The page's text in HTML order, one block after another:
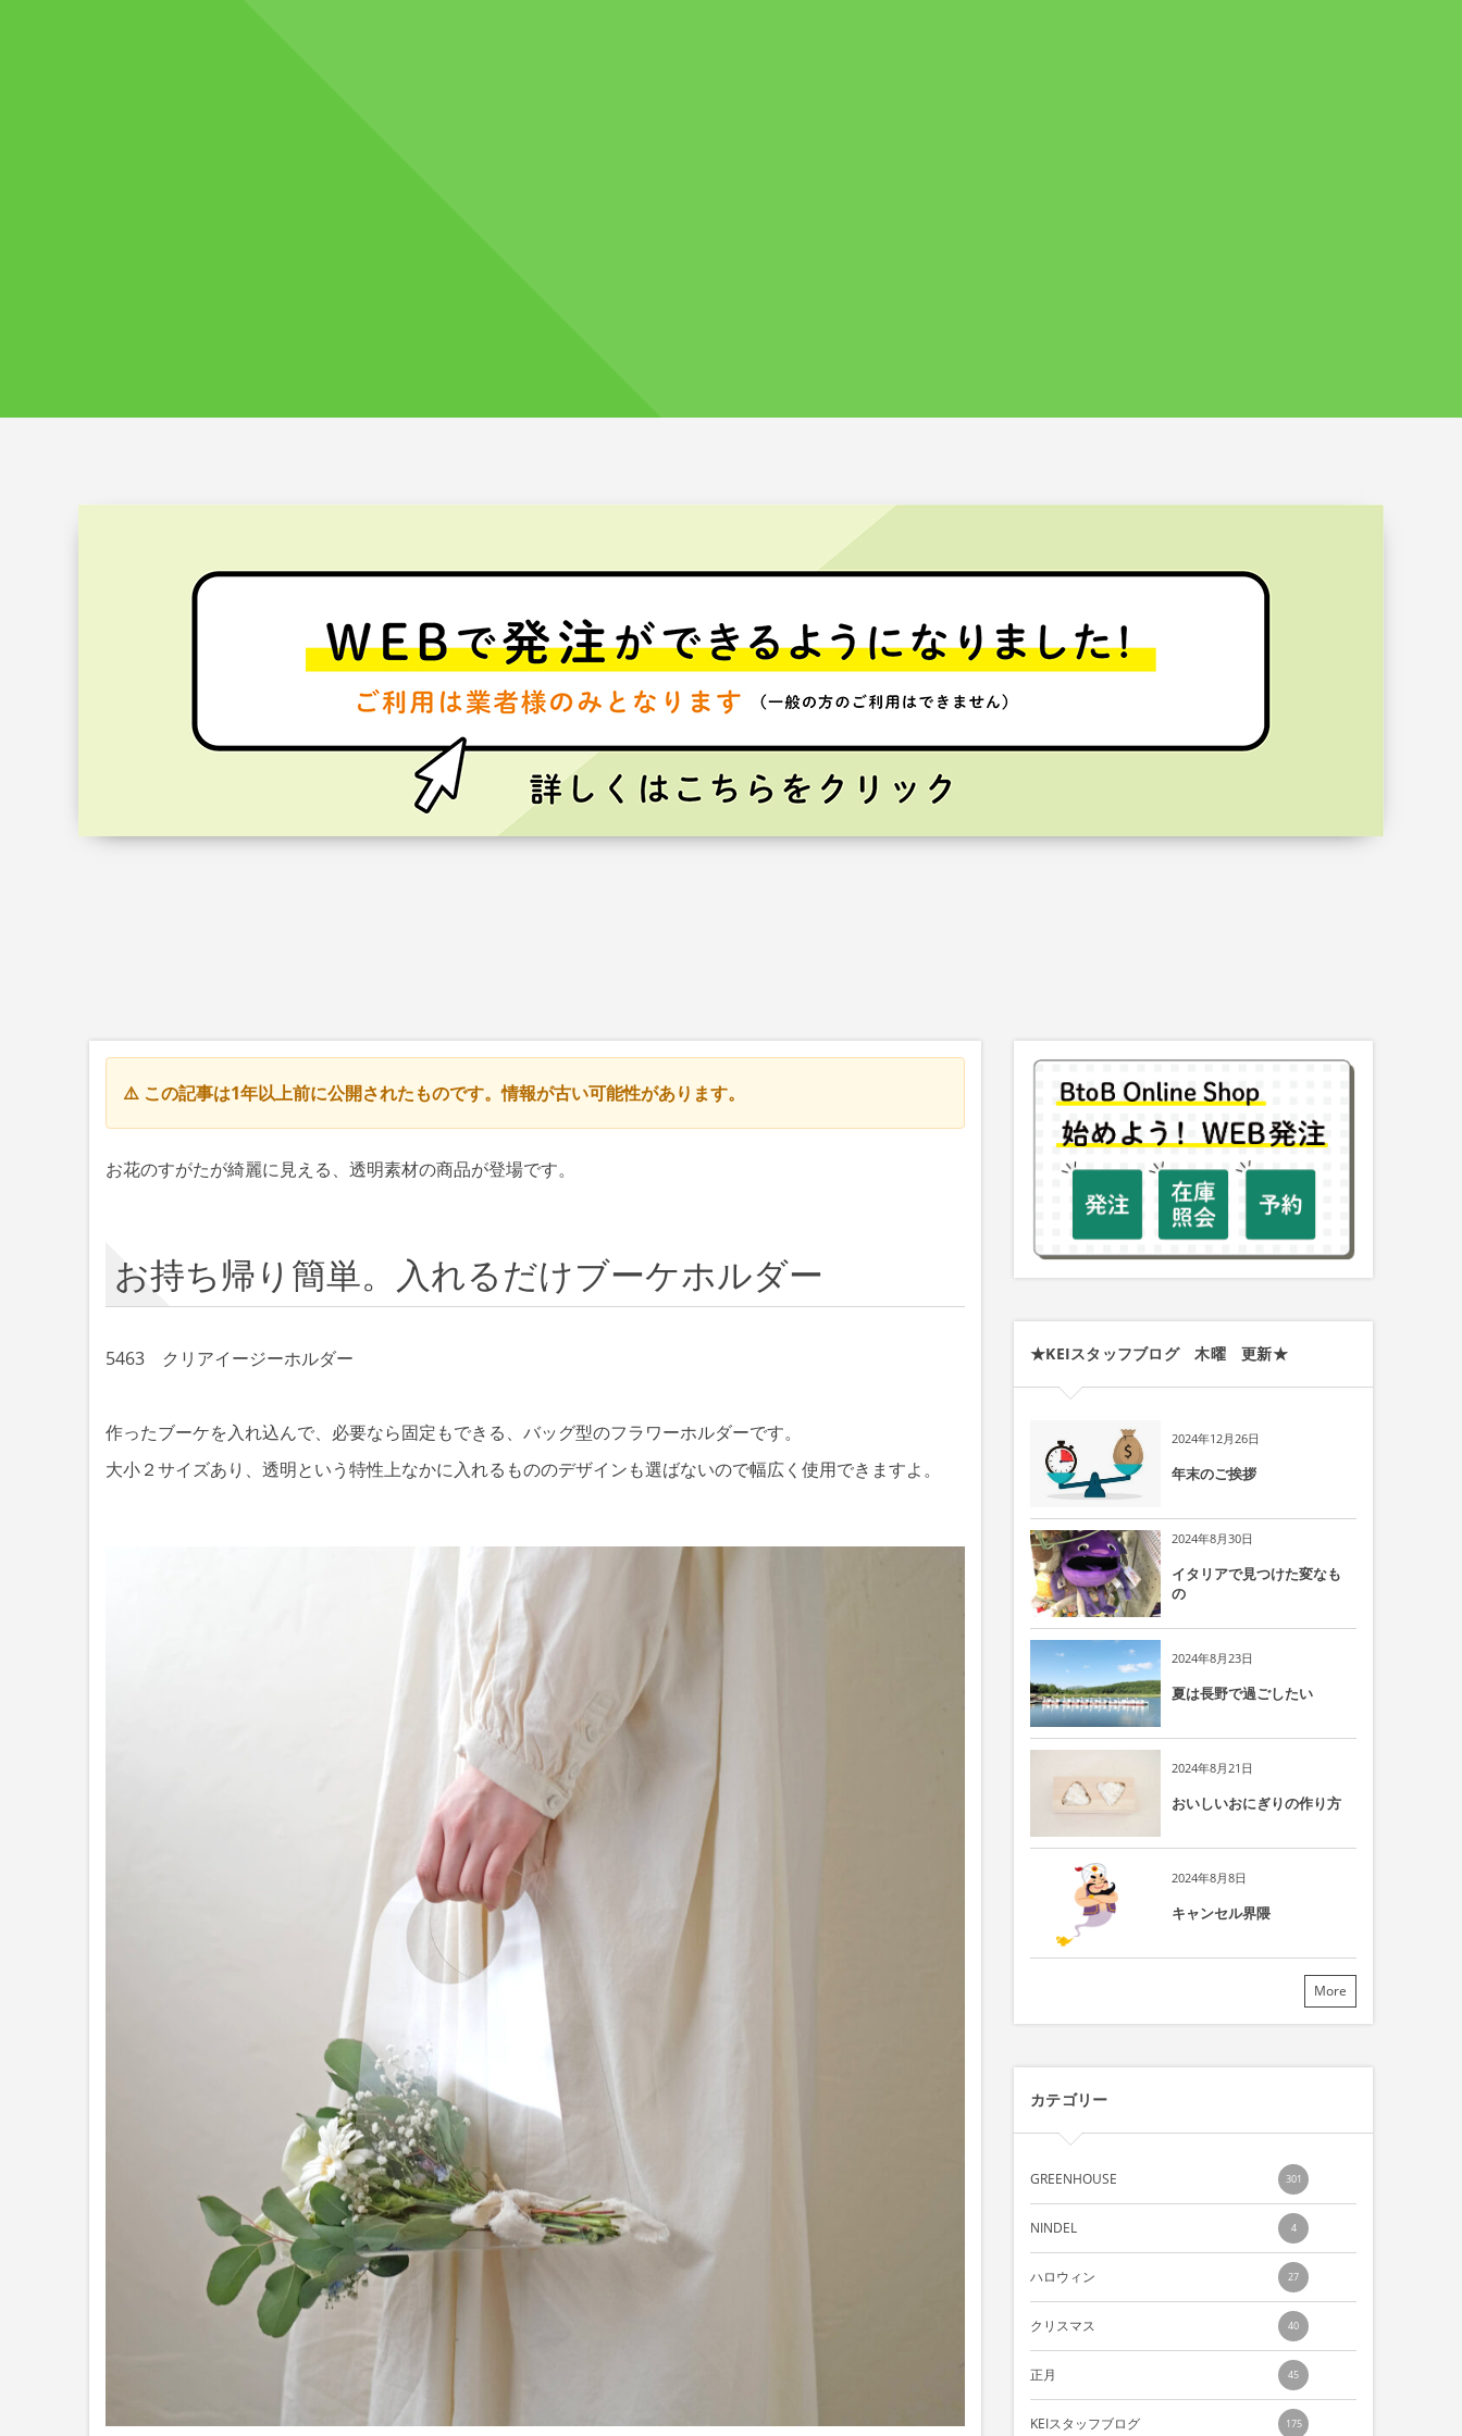
⚠️ この記事は1年以上前に公開されたものです。情報が古い可能性があります。
お花のすがたが綺麗に見える、透明素材の商品が登場です。
お持ち帰り簡単。入れるだけブーケホルダー
5463 クリアイージーホルダー
作ったブーケを入れ込んで、必要なら固定もできる、バッグ型のフラワーホルダーです。
大小２サイズあり、透明という特性上なかに入れるもののデザインも選ばないので幅広く使用できますよ。
★KEIスタッフブログ 木曜 更新★
2024年12月26日
年末のご挨拶
2024年8月30日
イタリアで見つけた変なも
の
2024年8月23日
夏は長野で過ごしたい
2024年8月21日
おいしいおにぎりの作り方
2024年8月8日
キャンセル界隈
More
カテゴリー
GREENHOUSE 301
NINDEL 4
ハロウィン 27
クリスマス 40
正月 45
KEIスタッフブログ 175